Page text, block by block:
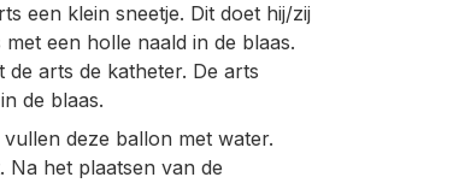
een klein sneetje. Dit doet hij/zij
een holle naald in de blaas.
arts de katheter. De arts
de blaas.
deze ballon met water.
Na het plaatsen van de